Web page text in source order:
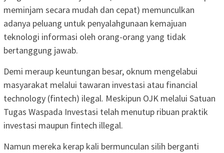
meminjam secara mudah dan cepat) memunculkan
adanya peluang untuk penyalahgunaan kemajuan
teknologi informasi oleh orang-orang yang tidak
bertanggung jawab.
Demi meraup keuntungan besar, oknum mengelabui
masyarakat melalui tawaran investasi atau financial
technology (fintech) ilegal. Meskipun OJK melalui Satuan
Tugas Waspada Investasi telah menutup ribuan praktik
investasi maupun fintech illegal.
Namun mereka kerap kali bermunculan silih berganti